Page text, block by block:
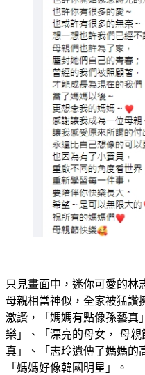
只見畫面中，迷你可愛的林
母親相當神似，全家被猛讚
激讚，「媽媽有點像孫藝真
樂」、「漂亮的母女， 母
真」、「志玲遺傳了媽媽的